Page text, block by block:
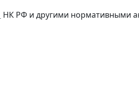
НК РФ и другими нормативными